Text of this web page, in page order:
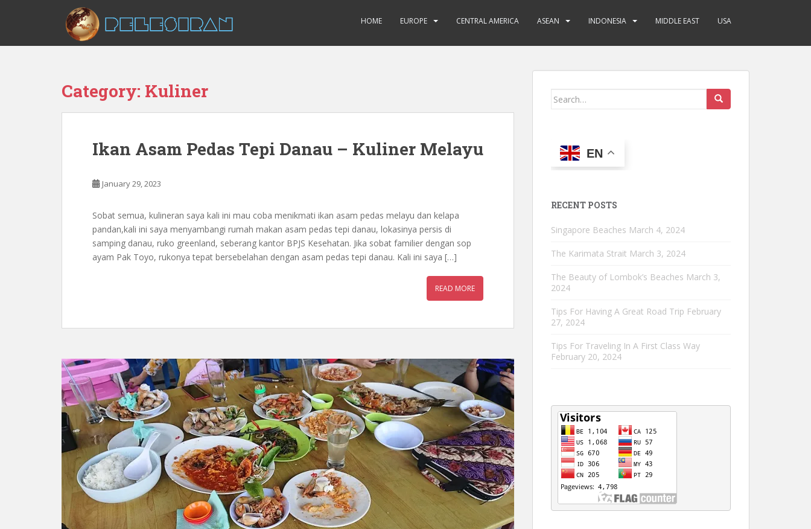
p
HOME EUROPE CENTRAL AMERICA ASEAN INDONESIA MIDDLE EAST USA
Category: Kuliner
Ikan Asam Pedas Tepi Danau – Kuliner Melayu
January 29, 2023
Sobat semua, kulineran saya kali ini mau coba menikmati ikan asam pedas melayu dan kelapa
pandan,kali ini saya menyambangi rumah makan asam pedas tepi danau, lokasinya persis di
samping danau, ruko greenland, seberang kantor BPJS Kesehatan. Jika sobat familier dengan sop
ayam Pak Toyo, rukonya tepat bersebelahan dengan asam pedas tepi danau. Kali ini saya […]
READ MORE
Search
EN
RECENT POSTS
Singapore Beaches March 4, 2024
The Karimata Strait March 3, 2024
The Beauty of Lombok’s Beaches March 3,
2024
Tips For Having A Great Road Trip February
27, 2024
Tips For Traveling In A First Class Way
February 20, 2024